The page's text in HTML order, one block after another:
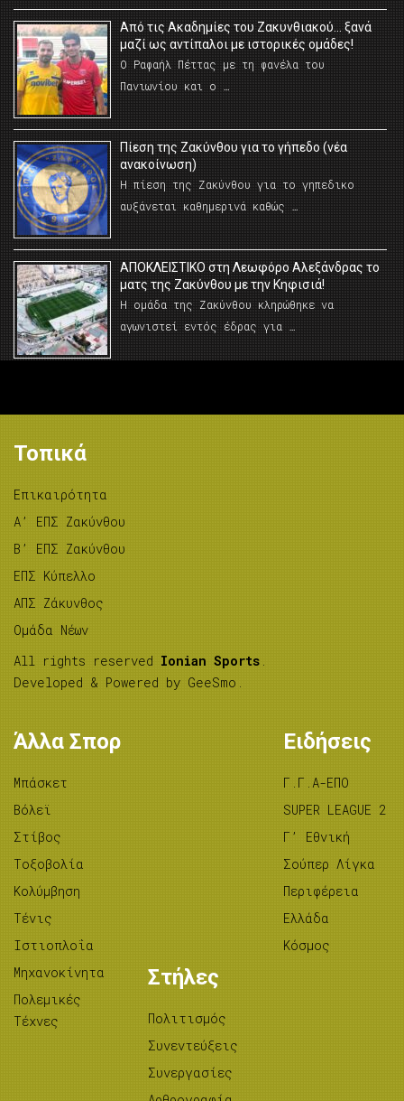
Από τις Ακαδημίες του Ζακυνθιακού… ξανά
μαζί ως αντίπαλοι με ιστορικές ομάδες!
Ο Ραφαήλ Πέττας με τη φανέλα του
Πανιωνίου και ο …
Πίεση της Ζακύνθου για το γήπεδο (νέα
ανακοίνωση)
Η πίεση της Ζακύνθου για το γηπεδικο
αυξάνεται καθημερινά καθώς …
AΠΟΚΛΕΙΣΤΙΚΟ στη Λεωφόρο Αλεξάνδρας το
ματς της Ζακύνθου με την Κηφισιά!
Η ομάδα της Ζακύνθου κληρώθηκε να
αγωνιστεί εντός έδρας για …
Τοπικά
Επικαιρότητα
A’ ΕΠΣ Ζακύνθου
B’ ΕΠΣ Ζακύνθου
ΕΠΣ Κύπελλο
ΑΠΣ Ζάκυνθος
Ομάδα Νέων
All rights reserved Ionian Sports .
Developed & Powered by GeeSmo .
Άλλα Σπορ
Μπάσκετ
Βόλεϊ
Στίβος
Tοξοβολία
Κολύμβηση
Τένις
Ιστιοπλοΐα
Μηχανοκίνητα
Πολεμικές
Τέχνες
Ειδήσεις
Γ.Γ.Α-ΕΠΟ
SUPER LEAGUE 2
Γ’ Εθνική
Σούπερ Λίγκα
Περιφέρεια
Ελλάδα
Κόσμος
Στήλες
Πολιτισμός
Συνεντεύξεις
Συνεργασίες